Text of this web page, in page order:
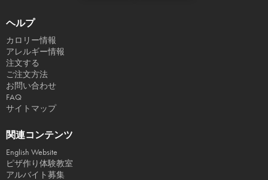
ヘルプ
カロリー情報
アレルギー情報
注文する
ご注文方法
お問い合わせ
FAQ
サイトマップ
関連コンテンツ
English Website
ピザ作り体験教室
アルバイト募集